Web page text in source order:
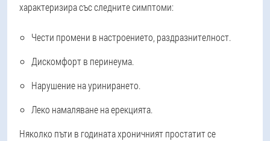
характеризира със следните симптоми:
Чести промени в настроението, раздразнителност.
Дискомфорт в перинеума.
Нарушение на уринирането.
Леко намаляване на ерекцията.
Няколко пъти в годината хроничният простатит се